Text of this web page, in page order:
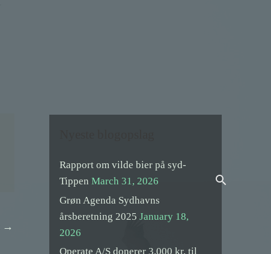
Search
→
Rapport om vilde bier på syd-
Tippen March 31, 2026
Grøn Agenda Sydhavns
årsberetning 2025 January 18,
2026
Operate A/S donerer 3.000 kr. til